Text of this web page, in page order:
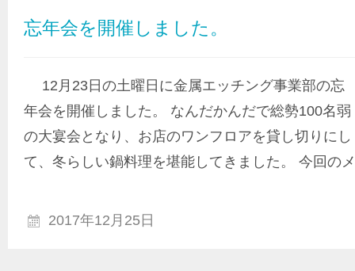
忘年会を開催しました。
12月23日の土曜日に金属エッチング事業部の忘
年会を開催しました。 なんだかんだで総勢100名弱
の大宴会となり、お店のワンフロアを貸し切りにし
て、冬らしい鍋料理を堪能してきました。 今回のメ
2017年12月25日